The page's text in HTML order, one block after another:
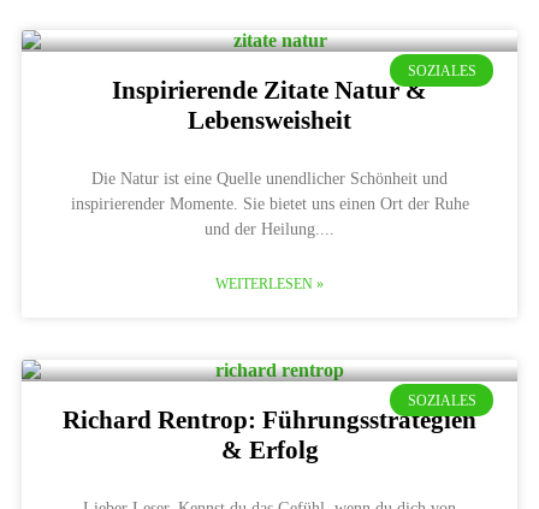
SOZIALES
Inspirierende Zitate Natur &
Lebensweisheit
Die Natur ist eine Quelle unendlicher Schönheit und
inspirierender Momente. Sie bietet uns einen Ort der Ruhe
und der Heilung.
WEITERLESEN »
SOZIALES
Richard Rentrop: Führungsstrategien
& Erfolg